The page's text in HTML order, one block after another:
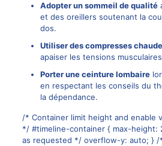
Adopter un sommeil de qualité
et des oreillers soutenant la
dos.
Utiliser des compresses
apaiser les tensions
Porter une ceinture lombaire
en respectant les conseils du
la dépendance.
/* Container limit height and enable
*/ #timeline-container { max-height:
as requested */ overflow-y: auto; } /